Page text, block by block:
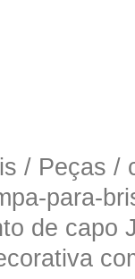
/ Peças
para-
de